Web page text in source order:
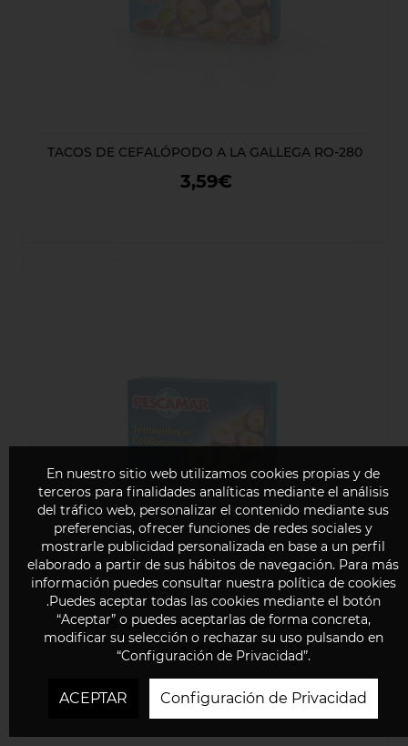
TACOS DE CEFALÓPODO A LA GALLEGA RO-280
3,59€
TACOS DE CEFALÓPODO A LA GALLEGA
1,64€
En nuestro sitio web utilizamos cookies propias y de
terceros para finalidades analíticas mediante el análisis
del tráfico web, personalizar el contenido mediante sus
preferencias, ofrecer funciones de redes sociales y
mostrarle publicidad personalizada en base a un perfil
elaborado a partir de sus hábitos de navegación. Para más
información puedes consultar nuestra política de cookies
.Puedes aceptar todas las cookies mediante el botón
“Aceptar” o puedes aceptarlas de forma concreta,
modificar su selección o rechazar su uso pulsando en
“Configuración de Privacidad”.
ACEPTAR Configuración de Privacidad